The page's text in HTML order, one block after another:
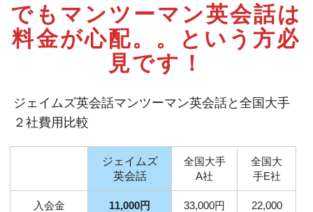
でもマンツーマン英会話は
料金が心配。。
という方必
見です！
ジェイムズ英会話マンツーマン英会話と全国大手
２社費用比較
ジェイムズ
英会話
全国大手
A社
全国大
手E社
入会金 11,000円 33,000円
22,000